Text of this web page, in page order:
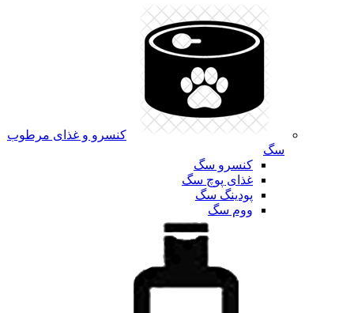
کنسرو و غذای مرطوب
سگ
کنسرو سگ
غذای پوچ سگ
پودینگ سگ
ووم سگ